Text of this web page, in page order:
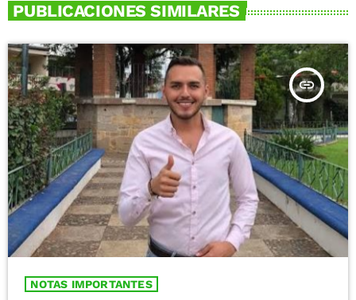
PUBLICACIONES SIMILARES
insert_link
NOTAS IMPORTANTES